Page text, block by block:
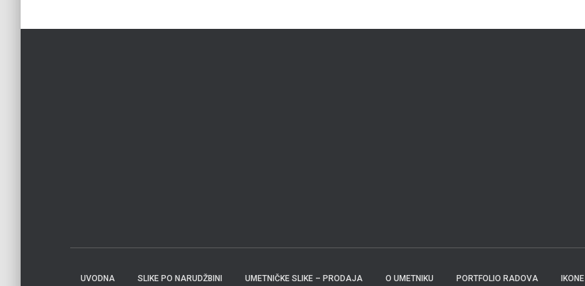
UVODNA SLIKE PO NARUDŽBINI UMETNIČKE SLIKE – PRODAJA O UMETNIKU PORTFOLIO RADOVA IKONE